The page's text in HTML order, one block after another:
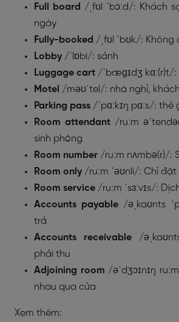
Full board /ˌfʊl ˈbɔːd/: Khách
ngày
Fully-booked / ˌfʊl ˈbʊk/: Không
Lobby /ˈlɒbi/: sảnh
Luggage cart /ˈbæɡɪdʒ kɑː(r)t/:
Motel /məʊˈtel/: nhà nghỉ,
Parking pass /ˈpɑːkɪŋ pɑːs/: thẻ
Room attendant /ruːm
sinh phòng
Room number /ruːm nʌmbə(r)/:
Room only /ruːm ˈəʊnli/: Chỉ
Room service /ruːm ˈsɜːvɪs/:
Accounts payable /əˌkaʊnts
trả
Accounts receivable /
phải thu
Adjoining room /əˈdʒɔɪnɪŋ
nhau qua cửa
Xem thêm: